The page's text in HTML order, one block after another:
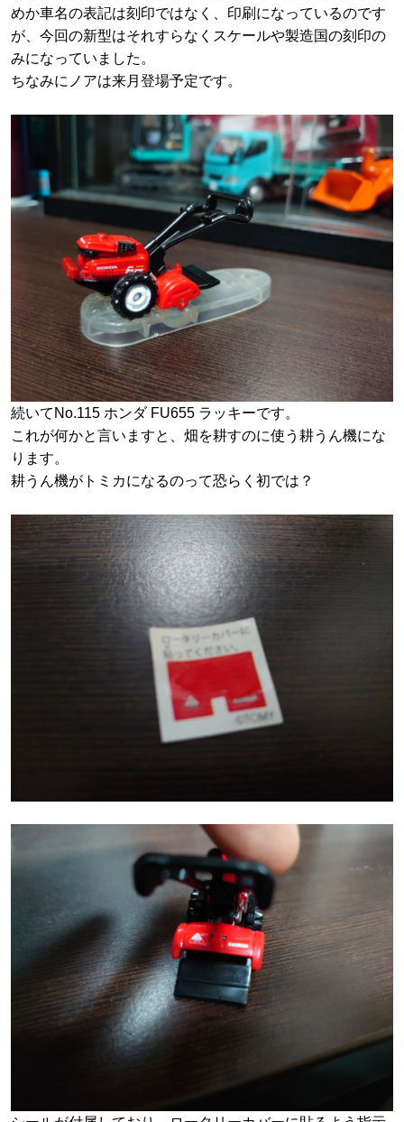
めか車名の表記は刻印ではなく、印刷になっているのです
が、今回の新型はそれすらなくスケールや製造国の刻印の
みになっていました。
ちなみにノアは来月登場予定です。
続いてNo.115 ホンダ FU655 ラッキーです。
これが何かと言いますと、畑を耕すのに使う耕うん機にな
ります。
耕うん機がトミカになるのって恐らく初では？